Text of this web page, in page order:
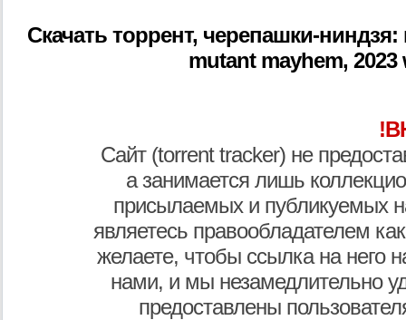
Скачать торрент, черепашки-
mutant mayhem,
Сайт (torrent tracker) не
а занимается лишь
присылаемых и публикуемых
являетесь правообладателем
желаете, чтобы ссылка на него
нами, и мы незамедлительно
предоставлены